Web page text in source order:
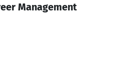
Management